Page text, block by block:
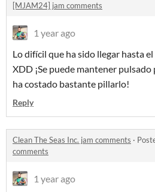
[MJAM24] jam comments
1 year ago
Lo difícil que ha sido llegar hasta
XDD ¡Se puede mantener pulsado
ha costado bastante pillarlo!
Reply
Clean The Seas Inc. jam comments ·
comments
1 year ago